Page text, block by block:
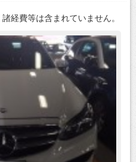
経費等は含まれていません。